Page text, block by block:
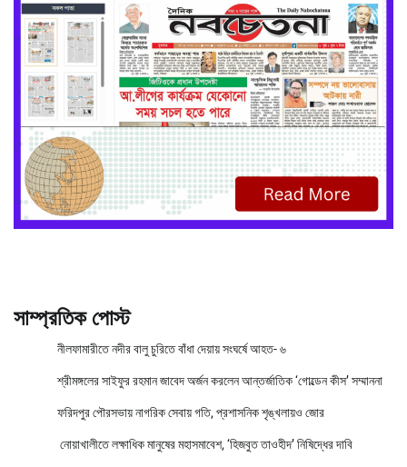
সাম্প্রতিক পোস্ট
নীলফামারীতে নদীর বালু চুরিতে বাঁধা দেয়ায় সংঘর্ষে আহত- ৬
শ্রীমঙ্গলের সাইফুর রহমান জাবেদ অর্জন করলেন আন্তর্জাতিক ‘গোল্ডেন কীস’ সম্মাননা
ফরিদপুর পৌরসভায় নাগরিক সেবায় গতি, প্রশাসনিক শৃঙ্খলায়ও জোর
নোয়াখালীতে লক্ষাধিক মানুষের মহাসমাবেশ, ‘হিজবুত তাওহীদ’ নিষিদ্ধের দাবি